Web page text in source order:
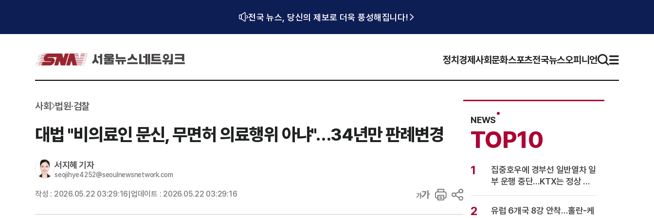
전국 뉴스, 당신의 제보로 더욱 풍성해집니다!
정치 경제사회문화스포츠전국뉴스오피니언
사회 법원·검찰
대법 "비의료인 문신, 무면허 의료행위 아냐"…34년만 판례변경
서지혜 기자
seojihye4252@seoulnewsnetwork.com
작성 : 2026.05.22 03:29:16 업데이트 : 2026.05.22 03:29:16
NEWS
TOP10
1
집중호우에 경부선 일반열차 일
부 운행 중단…KTX는 정상 운
행
2
유럽 6개국 8강 안착…홀란-케